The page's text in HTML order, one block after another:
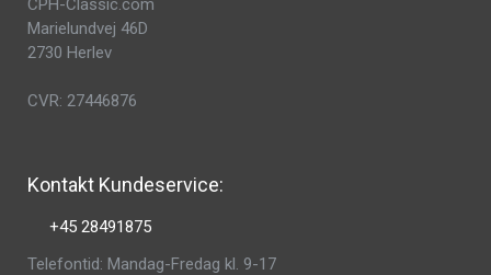
CPH-Classic.com
Marielundvej 46D
2730 Herlev
CVR: 27446876
Kontakt Kundeservice:
+45 28491875
Telefontid: Mandag-Fredag kl. 9-17